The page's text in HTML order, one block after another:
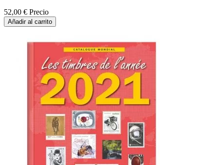
52,00 € Precio
Añadir al carrito